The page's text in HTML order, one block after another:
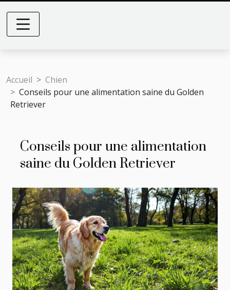
Accueil
Chien
Conseils pour une alimentation saine du Golden
Retriever
Conseils pour une alimentation
saine du Golden Retriever